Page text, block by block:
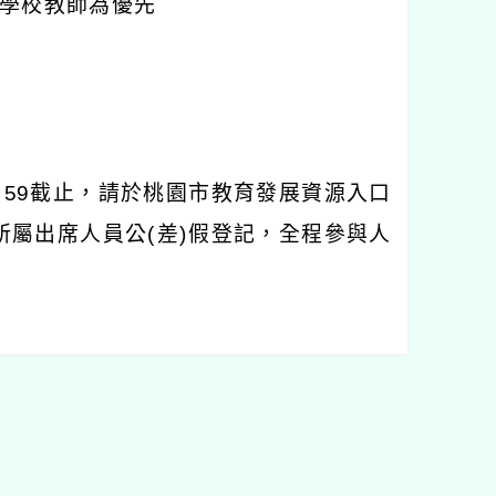
59截止，請於桃園市教育發展資源入口
屬出席人員公(差)假登記，全程參與人